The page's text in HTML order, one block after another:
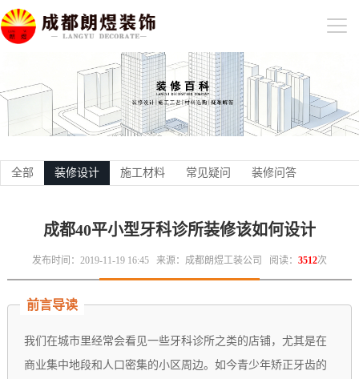
全部 装修设计 施工材料 常见疑问 装修问答
成都40平小型牙科诊所装修该如何设计
发布时间：2019-11-19 16:45 来源：成都朗煜工装公司 阅读： 3512次
前言导读
我们在城市里经常会看见一些牙科诊所之类的店铺，尤其是在
商业集中地段和人口密集的小区周边。如今青少年矫正牙齿的